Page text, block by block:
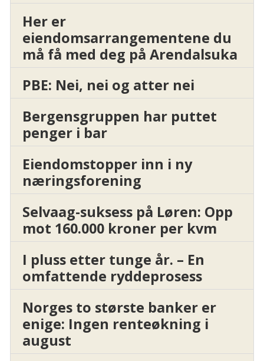
Her er
eiendomsarrangementene du
må få med deg på Arendalsuka
PBE: Nei, nei og atter nei
Bergensgruppen har puttet
penger i bar
Eiendomstopper inn i ny
næringsforening
Selvaag-suksess på Løren: Opp
mot 160.000 kroner per kvm
I pluss etter tunge år. – En
omfattende ryddeprosess
Norges to største banker er
enige: Ingen renteøkning i
august